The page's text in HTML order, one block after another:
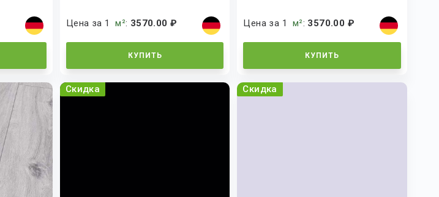
Цена за 1м²: 3570.00 ₽
КУПИТЬ
Цена за 1 м²: 3570.00 ₽
КУПИТЬ
Скидка Скидка